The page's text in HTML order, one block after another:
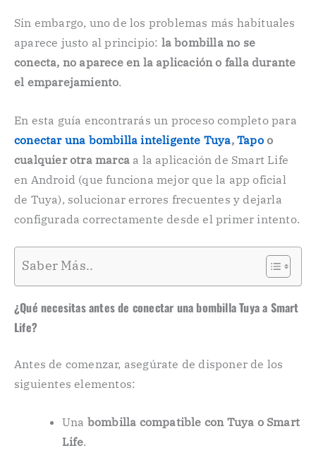
Sin embargo, uno de los problemas más habituales
aparece justo al principio: la bombilla no se
conecta, no aparece en la aplicación o falla durante
el emparejamiento.
En esta guía encontrarás un proceso completo para
conectar una bombilla inteligente Tuya,Tapoo
cualquier otra marca a la aplicación de Smart Life
en Android (que funciona mejor que la app oficial
de Tuya), solucionar errores frecuentes y dejarla
configurada correctamente desde el primer intento.
Saber Más..
¿Qué necesitas antes de conectar una bombilla Tuya a Smart
Life?
Antes de comenzar, asegúrate de disponer de los
siguientes elementos:
Una bombilla compatible con Tuya o Smart
Life.